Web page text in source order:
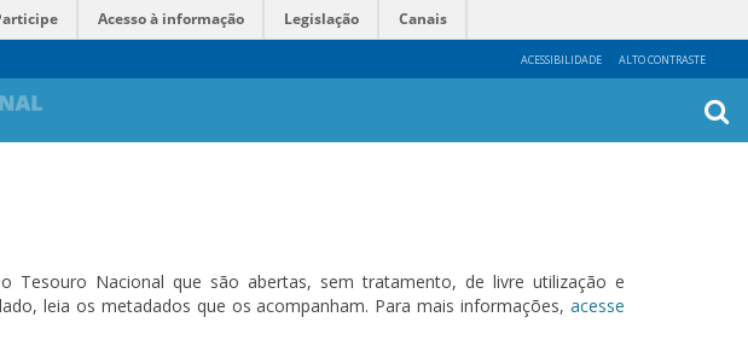
ACESSIBILIDADE ALTO CONTRASTE
Acesso à informação Legislação Canais
Tesouro Nacional que são abertas, sem tratamento, de livre utilização e
leia os metadados que os acompanham. Para mais informações, acesse